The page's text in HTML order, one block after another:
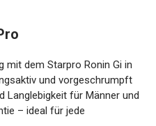
und
Komfort und
Mit
jede Kampfsport-